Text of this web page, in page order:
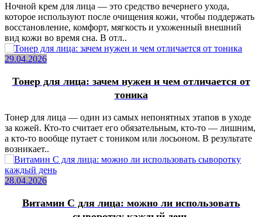
Ночной крем для лица — это средство вечернего ухода,
которое используют после очищения кожи, чтобы поддержать
восстановление, комфорт, мягкость и ухоженный внешний
вид кожи во время сна. В отл..
29.04.2026
Тонер для лица: зачем нужен и чем отличается от
тоника
Тонер для лица — один из самых непонятных этапов в уходе
за кожей. Кто-то считает его обязательным, кто-то — лишним,
а кто-то вообще путает с тоником или лосьоном. В результате
возникает..
28.04.2026
Витамин C для лица: можно ли использовать